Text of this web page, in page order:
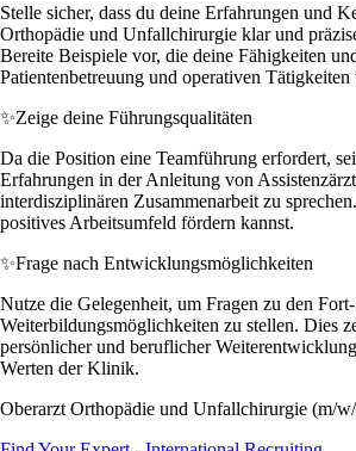
Stelle sicher, dass du deine Erfahrungen und
Orthopädie und Unfallchirurgie klar und
Bereite Beispiele vor, die deine Fähigkeiten
Patientenbetreuung und operativen Tätigkeiten
✨Zeige deine Führungsqualitäten
Da die Position eine Teamführung erfordert,
Erfahrungen in der Anleitung von
interdisziplinären Zusammenarbeit zu
positives Arbeitsumfeld fördern kannst.
✨Frage nach Entwicklungsmöglichkeiten
Nutze die Gelegenheit, um Fragen zu den
Weiterbildungsmöglichkeiten zu stellen. Dies
persönlicher und beruflicher
Werten der Klinik.
Oberarzt Orthopädie und Unfallchirurgie (m/